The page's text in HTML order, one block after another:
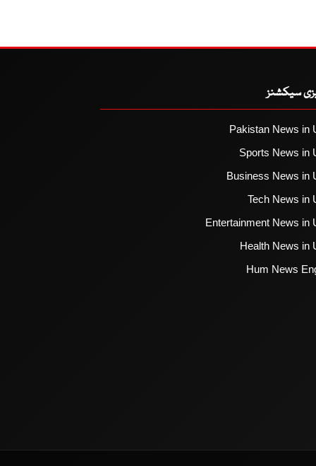
سیکشنز
Pakistan News in
Sports News in
Business News in
Tech News in
Entertainment News in
Health News in
Hum News